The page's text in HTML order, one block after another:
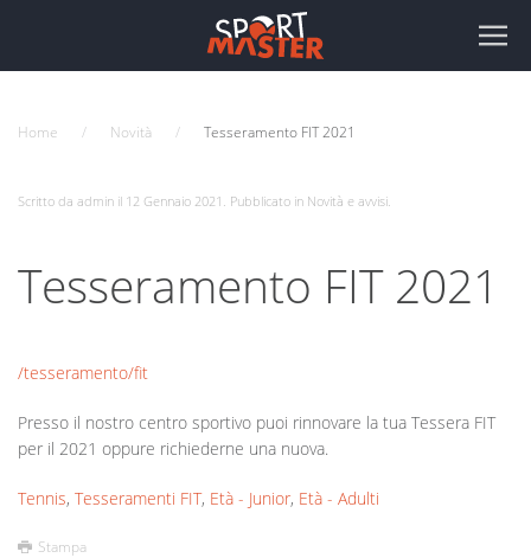
Home Novità Tesseramento FIT 2021
Scritto da admin il 12 Gennaio 2021 . Pubblicato in Novità e avvisi.
Tesseramento FIT 2021
/tesseramento/fit
Presso il nostro centro sportivo puoi rinnovare la tua Tessera FIT
per il 2021 oppure richiederne una nuova.
Tennis, Tesseramenti FIT, Età - Junior, Età - Adulti
Stampa